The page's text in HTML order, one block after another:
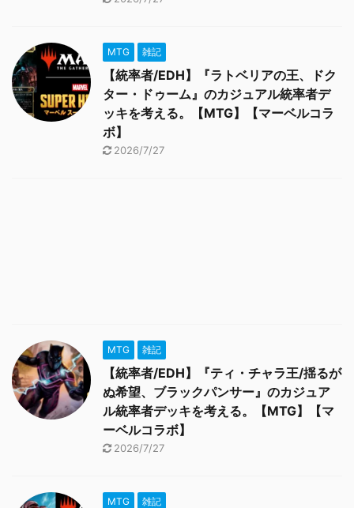
MTG 雑記
【統率者/EDH】『ラトベリアの王、ドク
ター・ドゥーム』のカジュアル統率者デ
ッキを考える。【MTG】【マーベルコラ
ボ】
2026/7/27
MTG 雑記
【統率者/EDH】『ティ・チャラ王/揺るが
ぬ希望、ブラックパンサー』のカジュア
ル統率者デッキを考える。【MTG】【マ
ーベルコラボ】
2026/7/27
MTG 雑記